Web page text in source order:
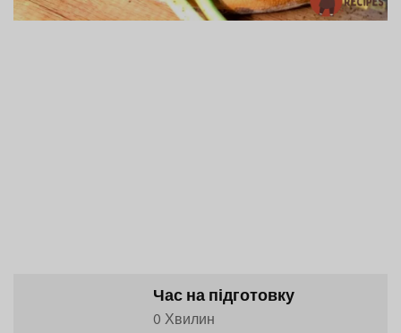
Час на підготовку
0 Хвилин